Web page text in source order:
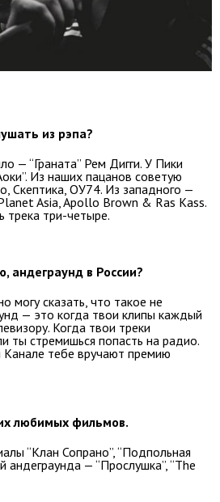
из рэпа?
— “Граната” Рем Дигги. У Пики
Из наших пацанов советую
Скептика, ОУ74. Из западного —
Asia, Apollo Brown & Ras Kass.
трека три-четыре.
андеграунд в России?
могу сказать, что такое не
— это когда твои клипы каждый
Когда твои треки
ты стремишься попасть на радио.
тебе вручают премию
любимых фильмов.
“Клан Сопрано”, “Подпольная
андеграунда — “Прослушка”, “The